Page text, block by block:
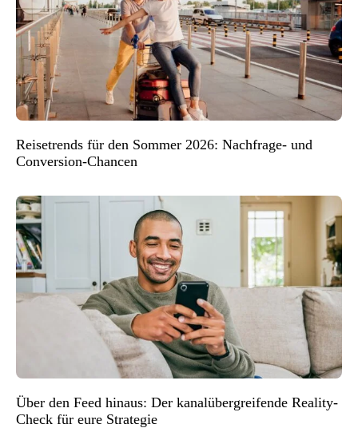
Reisetrends für den Sommer 2026: Nachfrage- und
Conversion-Chancen
Über den Feed hinaus: Der kanalübergreifende Reality-
Check für eure Strategie